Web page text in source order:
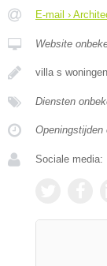
E-mail ›
Website
villa s
Diensten
Openingstijden
Sociale media: